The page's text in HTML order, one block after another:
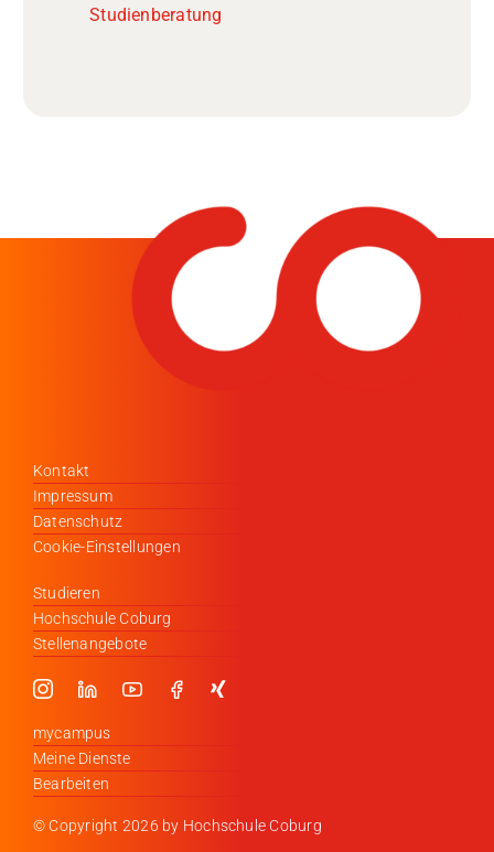
Studienberatung
Kontakt
Impressum
Datenschutz
Cookie-Einstellungen
Studieren
Hochschule Coburg
Stellenangebote
mycampus
Meine Dienste
Bearbeiten
© Copyright 2026 by Hochschule Coburg